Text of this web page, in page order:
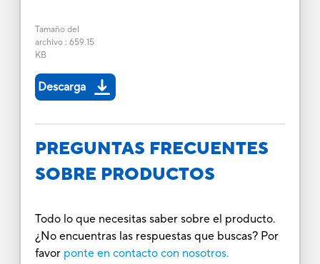
Tamaño del
archivo: 659.15
KB
Descarga
PREGUNTAS FRECUENTES
SOBRE PRODUCTOS
Todo lo que necesitas saber sobre el producto.
¿No encuentras las respuestas que buscas? Por
favor ponte en contacto con nosotros.